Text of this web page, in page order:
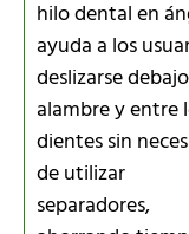
hilo dental en
ayuda a los
deslizarse
alambre y entre
dientes sin
de utilizar
separadores,